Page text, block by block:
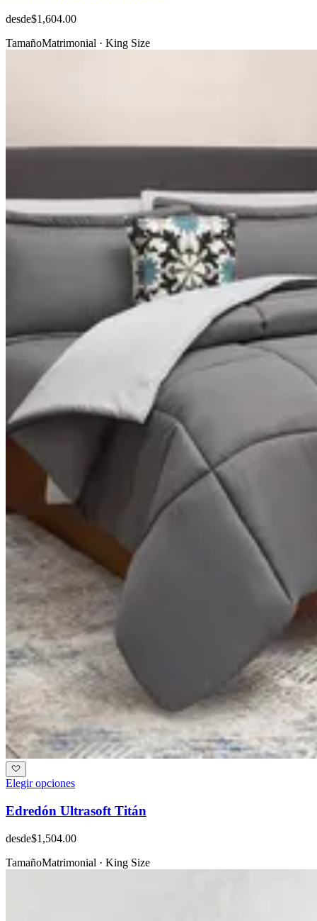
desde$1,604.00
TamañoMatrimonial · King Size
Elegir opciones
Edredón Ultrasoft Titán
desde$1,504.00
TamañoMatrimonial · King Size